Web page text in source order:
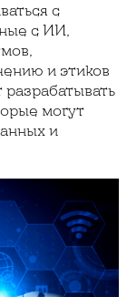
с
с ИИ,
и этиков
могут
и